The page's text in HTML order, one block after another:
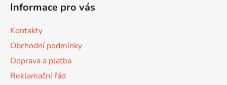
Informace pro vás
Kontakty
Obchodní podmínky
Doprava a platba
Reklamační řád